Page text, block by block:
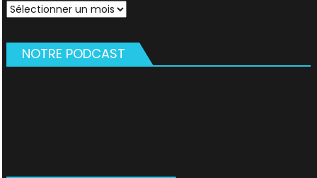
Archives
NOTRE PODCAST